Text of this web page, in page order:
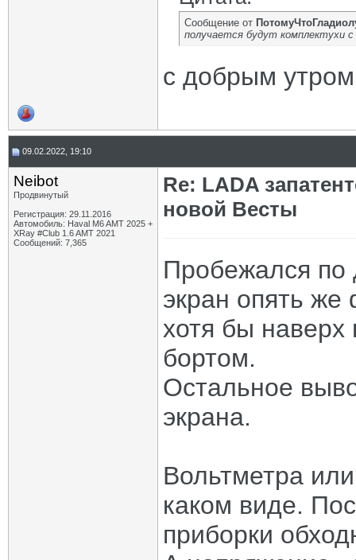
Сообщение от
получается будут комплектухи с
с добрым
09.02.2022, 19:10
Neibot
Продвинутый
Регистрация: 29.11.2016
Автомобиль: Haval M6 AMT 2025 +
XRay #Club 1.6 AMT 2021
Сообщений: 7,365
Re: LADA
новой Весты
Пробежался по
экран опять же
хотя бы
бортом.
Остальное
экрана.
Вольтметра
каком виде.
приборки